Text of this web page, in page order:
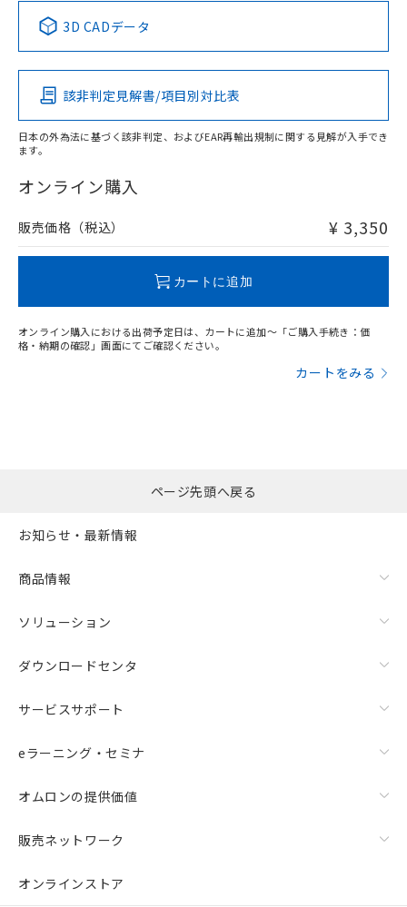
Pb Hg Cd Cr(VI)
O
在庫等で未対応品が混在する可能性があります。
問い合わせください。
3D CADデータ
該非判定見解書/項目別対比表
日本の外為法に基づく該非判定、およびEAR再輸出規制に関する見解が入手でき
ます。
オンライン購入
販売価格（税込） ¥ 3,350
カートに追加
オンライン購入における出荷予定日は、カートに追加～「ご購入手続き：価
格・納期の確認」画面にてご確認ください。
カートをみる
ページ先頭へ戻る
お知らせ・最新情報
商品情報
ソリューション
ダウンロードセンタ
サービスサポート
eラーニング・セミナ
オムロンの提供価値
販売ネットワーク
オンラインストア